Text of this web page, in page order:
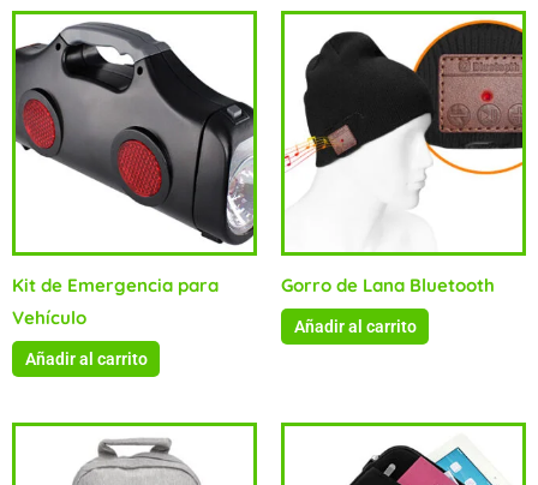
Kit de Emergencia para
Vehículo
Añadir al carrito
Gorro de Lana Bluetooth
Añadir al carrito